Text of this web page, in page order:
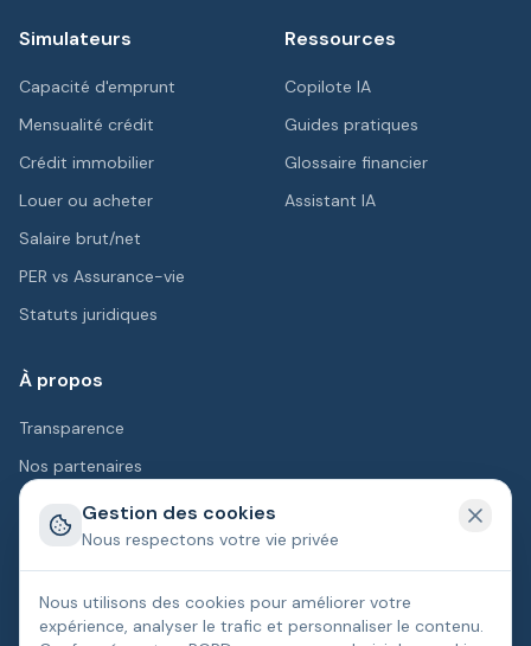
Simulateurs
Capacité d'emprunt
Mensualité crédit
Crédit immobilier
Louer ou acheter
Salaire brut/net
PER vs Assurance-vie
Statuts juridiques
Ressources
Copilote IA
Guides pratiques
Glossaire financier
Assistant IA
À propos
Transparence
Nos partenaires
Contact
Légal
Mentions légalesCGUPolitique de confidentialité
Gestion des cookies
Nous respectons votre vie privée
Nous utilisons des cookies pour améliorer votre
expérience, analyser le trafic et personnaliser le contenu.